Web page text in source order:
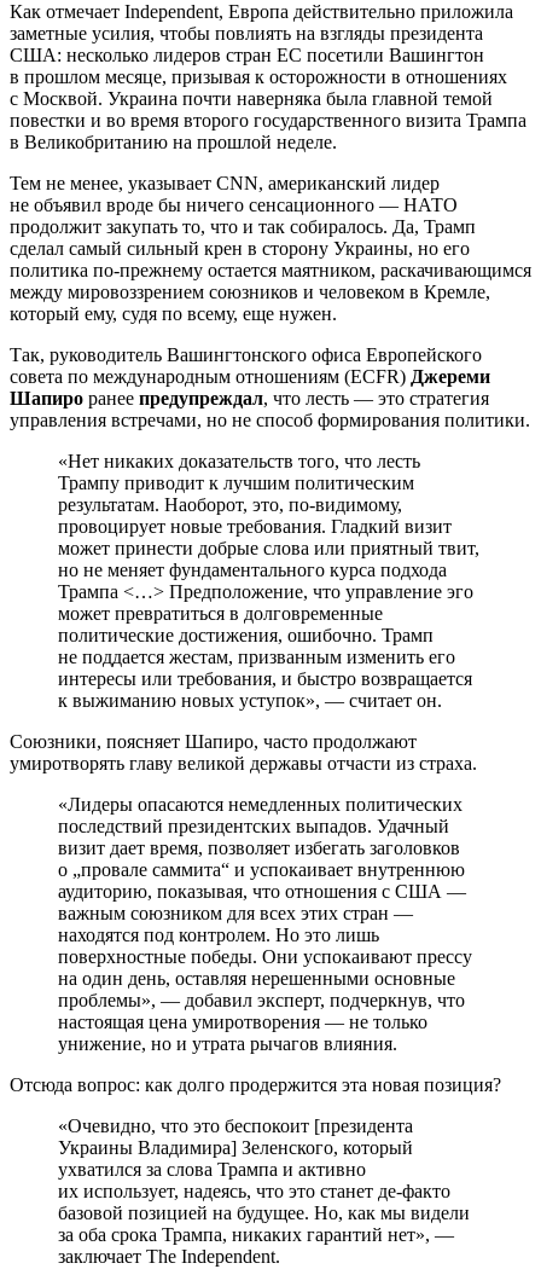
Как отмечает Independent, Европа действительно приложила
заметные усилия, чтобы повлиять на взгляды президента
США: несколько лидеров стран ЕС посетили Вашингтон
в прошлом месяце, призывая к осторожности в отношениях
с Москвой. Украина почти наверняка была главной темой
повестки и во время второго государственного визита Трампа
в Великобританию на прошлой неделе.
Тем не менее, указывает CNN, американский лидер
не объявил вроде бы ничего сенсационного — НАТО
продолжит закупать то, что и так собиралось. Да, Трамп
сделал самый сильный крен в сторону Украины, но его
политика по-прежнему остается маятником, раскачивающимся
между мировоззрением союзников и человеком в Кремле,
который ему, судя по всему, еще нужен.
Так, руководитель Вашингтонского офиса Европейского
совета по международным отношениям (ECFR) Джереми
Шапиро ранее предупреждал, что лесть — это стратегия
управления встречами, но не способ формирования политики.
«Нет никаких доказательств того, что лесть
Трампу приводит к лучшим политическим
результатам. Наоборот, это, по-видимому,
провоцирует новые требования. Гладкий визит
может принести добрые слова или приятный твит,
но не меняет фундаментального курса подхода
Трампа <…> Предположение, что управление эго
может превратиться в долговременные
политические достижения, ошибочно. Трамп
не поддается жестам, призванным изменить его
интересы или требования, и быстро возвращается
к выжиманию новых уступок», — считает он.
Союзники, поясняет Шапиро, часто продолжают
умиротворять главу великой державы отчасти из страха.
«Лидеры опасаются немедленных политических
последствий президентских выпадов. Удачный
визит дает время, позволяет избегать заголовков
о „провале саммита“ и успокаивает внутреннюю
аудиторию, показывая, что отношения с США —
важным союзником для всех этих стран —
находятся под контролем. Но это лишь
поверхностные победы. Они успокаивают прессу
на один день, оставляя нерешенными основные
проблемы», — добавил эксперт, подчеркнув, что
настоящая цена умиротворения — не только
унижение, но и утрата рычагов влияния.
Отсюда вопрос: как долго продержится эта новая позиция?
«Очевидно, что это беспокоит [президента
Украины Владимира] Зеленского, который
ухватился за слова Трампа и активно
их использует, надеясь, что это станет де-факто
базовой позицией на будущее. Но, как мы видели
за оба срока Трампа, никаких гарантий нет», —
заключает The Independent.